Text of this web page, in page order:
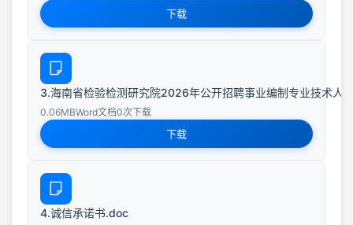
下载
3.海南省检验检测研究院2026年公开招聘事业编制专业技术人
0.06MBWord文档0次下载
下载
4.诚信承诺书.doc